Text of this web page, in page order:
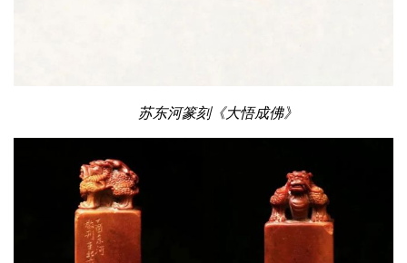
苏东河篆刻《大悟成佛》